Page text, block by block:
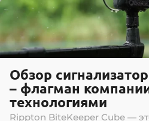
Обзор
– флагман
технологиями
Rippton BiteKeeper Cube —